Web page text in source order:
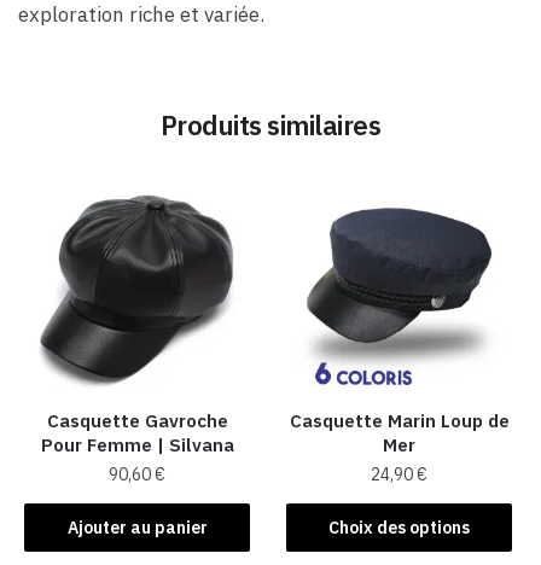
exploration riche et variée.
Produits similaires
Casquette Gavroche
Pour Femme​ | Silvana
90,60€
Ajouter au panier
Casquette Marin Loup de
Mer
24,90€
Choix des options
Ce
produit